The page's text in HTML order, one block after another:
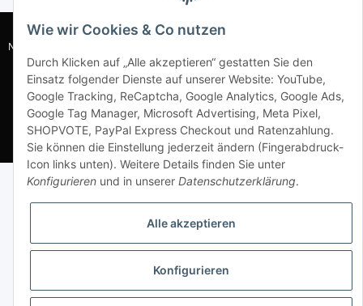
© WACOR GmbH |AGB| Datenschutz|Widerrufsrecht
Nachhaltigkeitshinweise
Reg.-Nr. DE 49826838 | Sitemap
Alle Preise in EUR inkl. MwSt.,zzgl. Versandkosten * UVP = Unverbindliche
Preisangabe des Herstellers
Wie wir Cookies & Co nutzen
Durch Klicken auf „Alle akzeptieren“ gestatten Sie den
Einsatz folgender Dienste auf unserer Website: YouTube,
Google Tracking, ReCaptcha, Google Analytics, Google Ads,
Google Tag Manager, Microsoft Advertising, Meta Pixel,
SHOPVOTE, PayPal Express Checkout und Ratenzahlung.
Sie können die Einstellung jederzeit ändern (Fingerabdruck-
Icon links unten). Weitere Details finden Sie unter
Konfigurieren und in unserer Datenschutzerklärung.
Alle akzeptieren
Konfigurieren